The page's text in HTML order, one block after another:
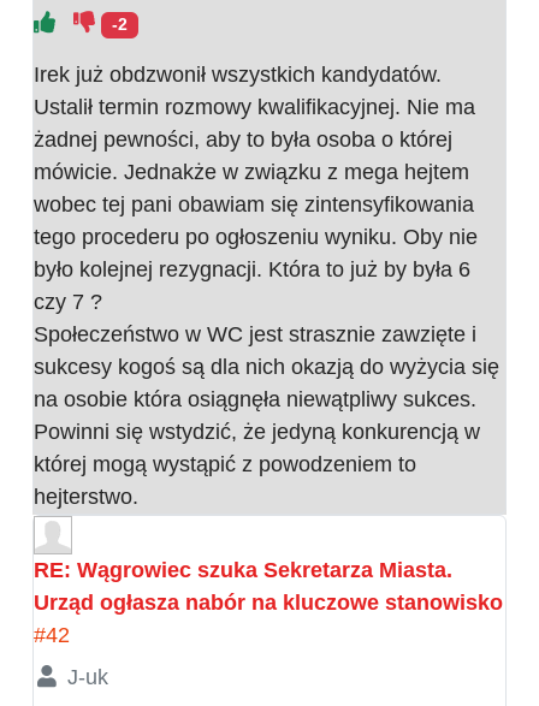
-2
Irek już obdzwonił wszystkich kandydatów.
Ustalił termin rozmowy kwalifikacyjnej. Nie ma
żadnej pewności, aby to była osoba o której
mówicie. Jednakże w związku z mega hejtem
wobec tej pani obawiam się zintensyfikowania
tego procederu po ogłoszeniu wyniku. Oby nie
było kolejnej rezygnacji. Która to już by była 6
czy 7 ?
Społeczeństwo w WC jest strasznie zawzięte i
sukcesy kogoś są dla nich okazją do wyżycia się
na osobie która osiągnęła niewątpliwy sukces.
Powinni się wstydzić, że jedyną konkurencją w
której mogą wystąpić z powodzeniem to
hejterstwo.
RE: Wągrowiec szuka Sekretarza Miasta.
Urząd ogłasza nabór na kluczowe stanowisko
#42
J-uk